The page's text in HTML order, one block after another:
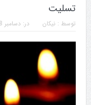
تسلیت
توسط : نیکان در: دسامبر 08, 2013